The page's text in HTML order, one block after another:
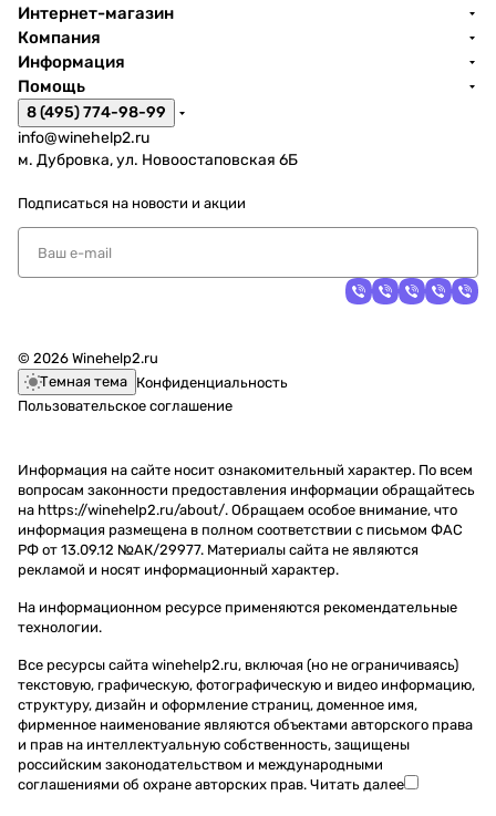
Интернет-магазин
Компания
Информация
Помощь
8 (495) 774-98-99
info@winehelp2.ru
м. Дубровка, ул. Новоостаповская 6Б
Подписаться на новости и акции
© 2026 Winehelp2.ru
Темная тема Конфиденциальность
Пользовательское соглашение
Информация на сайте носит ознакомительный характер. По всем
вопросам законности предоставления информации обращайтесь
на https://winehelp2.ru/about/. Обращаем особое внимание, что
информация размещена в полном соответствии с письмом ФАС
РФ от 13.09.12 №АК/29977. Материалы сайта не являются
рекламой и носят информационный характер.
На информационном ресурсе применяются рекомендательные
технологии.
Все ресурсы сайта winehelp2.ru, включая (но не ограничиваясь)
текстовую, графическую, фотографическую и видео информацию,
структуру, дизайн и оформление страниц, доменное имя,
фирменное наименование являются объектами авторского права
и прав на интеллектуальную собственность, защищены
российским законодательством и международными
соглашениями об охране авторских прав. Читать далее